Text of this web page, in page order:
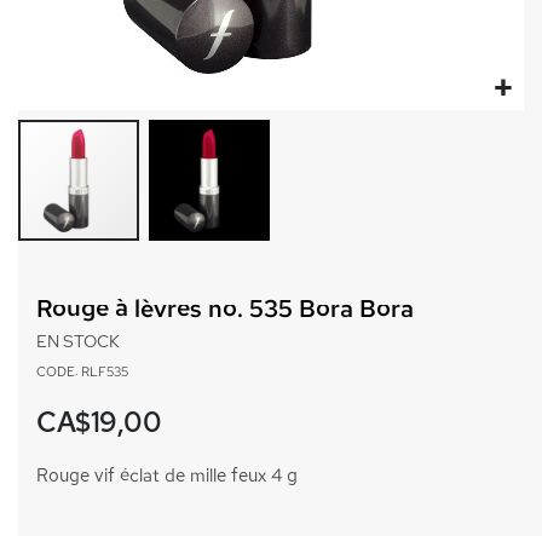
début
d’images
Rouge à lèvres no. 535 Bora Bora
EN STOCK
CODE: RLF535
CA$19,00
Rouge vif éclat de mille feux 4 g